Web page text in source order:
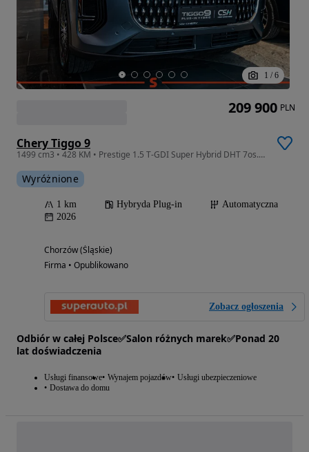
1 / 6
Chery Tiggo 9
1499 cm3 • 428 KM • Prestige 1.5 T-GDI Super Hybrid DHT 7os. 428KM
Wyróżnione
1 km Hybryda Plug-in
Automatyczna
2026
Chorzów (Śląskie)
Firma • Opublikowano
Zobacz ogłoszenia
Odbiór w całej Polsce✅Salon różnych marek✅Ponad 20
lat doświadczenia
Usługi finansowe Wynajem pojazdów Usługi ubezpieczeniowe
Dostawa do domu
209 900 PLN